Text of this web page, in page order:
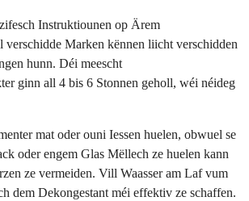
Instruktiounen op Ärem
verschidde Marken kënnen liicht verschidden
hunn. Déi meescht
ginn all 4 bis 6 Stonnen geholl, wéi néideg
mat oder ouni Iessen huelen, obwuel se
oder engem Glas Mëllech ze huelen kann
ze vermeiden. Vill Waasser am Laf vum
dem Dekongestant méi effektiv ze schaffen.